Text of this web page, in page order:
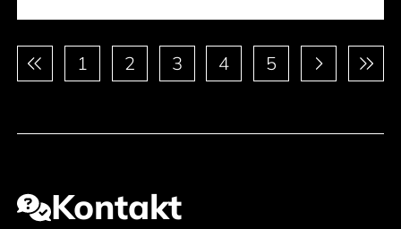
Paginierung
1 2 3 4 5
Kontakt